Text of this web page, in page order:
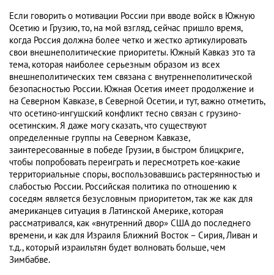
Если говорить о мотивации России при вводе войск в Южную
Осетию и Грузию, то, на мой взгляд, сейчас пришло время,
когда Россия должна более четко и жестко артикулировать
свои внешнеполитические приоритеты. Южный Кавказ это та
тема, которая наиболее серьезным образом из всех
внешнеполитических тем связана с внутреннеполитической
безопасностью России. Южная Осетия имеет продолжение и
на Северном Кавказе, в Северной Осетии, и тут, важно отметить,
что осетино-ингушский конфликт тесно связан с грузино-
осетинским. Я даже могу сказать, что существуют
определенные группы на Северном Кавказе,
заинтересованные в победе Грузии, в быстром блицкриге,
чтобы попробовать переиграть и пересмотреть кое-какие
территориальные споры, воспользовавшись растерянностью и
слабостью России. Российская политика по отношению к
соседям является безусловным приоритетом, так же как для
американцев ситуация в Латинской Америке, которая
рассматривался, как «внутренний двор» США до последнего
времени, и как для Израиля Ближний Восток – Сирия, Ливан и
т.д., который израильтян будет волновать больше, чем
Зимбабве.